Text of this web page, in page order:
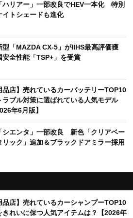
ハリアー」一部改良でHEV一本化 特別
イトシェードも進化
型「MAZDA CX-5」がIIHS最高評価獲
全性能「TSP+」を受賞
品店】売れているカーバッテリーTOP10
ラブル対策に選ばれている人気モデル
年6月版】
シエンタ」一部改良 新色「クリアベー
リック」追加＆ブラックドアミラー採用
品店】売れているカーシャンプーTOP10
きれいに保つ人気アイテムは？【2026年